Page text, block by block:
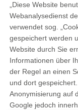
„Diese Website
Webanalysedienst
verwendet sog.
gespeichert werden
Website durch Sie
Informationen über
der Regel an einen
und dort
Anonymisierung auf
Google jedoch